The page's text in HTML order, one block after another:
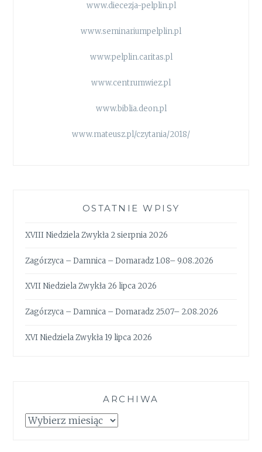
www.diecezja-pelplin.pl
www.seminariumpelplin.pl
www.pelplin.caritas.pl
www.centrumwiez.pl
www.biblia.deon.pl
www.mateusz.pl/czytania/2018/
OSTATNIE WPISY
XVIII Niedziela Zwykła 2 sierpnia 2026
Zagórzyca – Damnica – Domaradz 1.08– 9.08.2026
XVII Niedziela Zwykła 26 lipca 2026
Zagórzyca – Damnica – Domaradz 25.07– 2.08.2026
XVI Niedziela Zwykła 19 lipca 2026
ARCHIWA
Archiwa